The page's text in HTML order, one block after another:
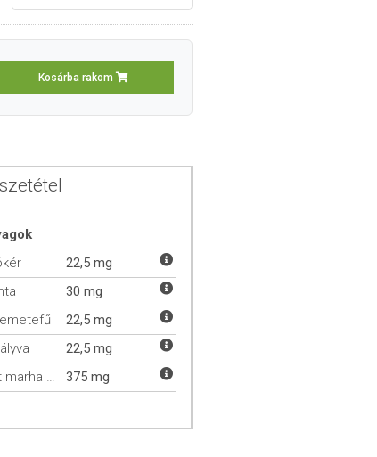
Kosárba rakom
22,5 mg
30 mg
22,5 mg
22,5 mg
Szárított marha epe
375 mg